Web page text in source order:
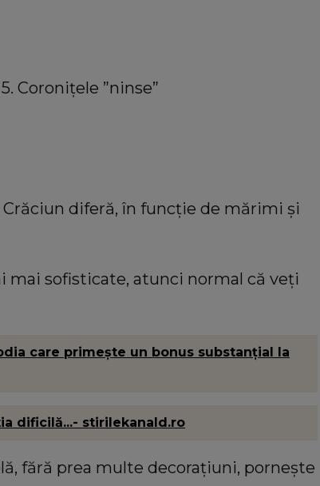
Coronițele ”ninse”
diferă, în funcție de mărimi și
mai sofisticate, atunci normal că veți
care primește un bonus substanțial la
dificilă...- stirilekanald.ro
fără prea multe decorațiuni, pornește